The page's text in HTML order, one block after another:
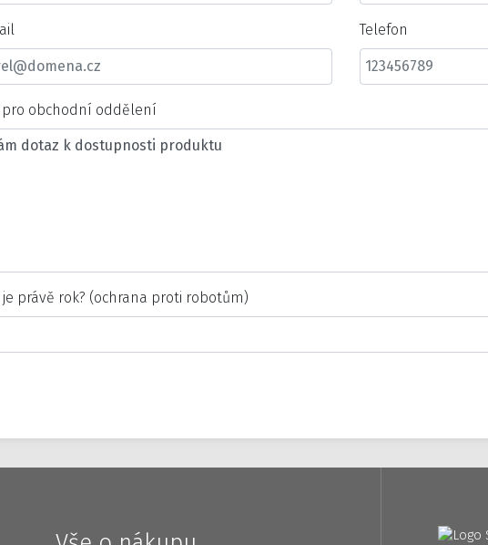
Telefon
pro obchodní oddělení
je právě rok? (ochrana proti robotům)